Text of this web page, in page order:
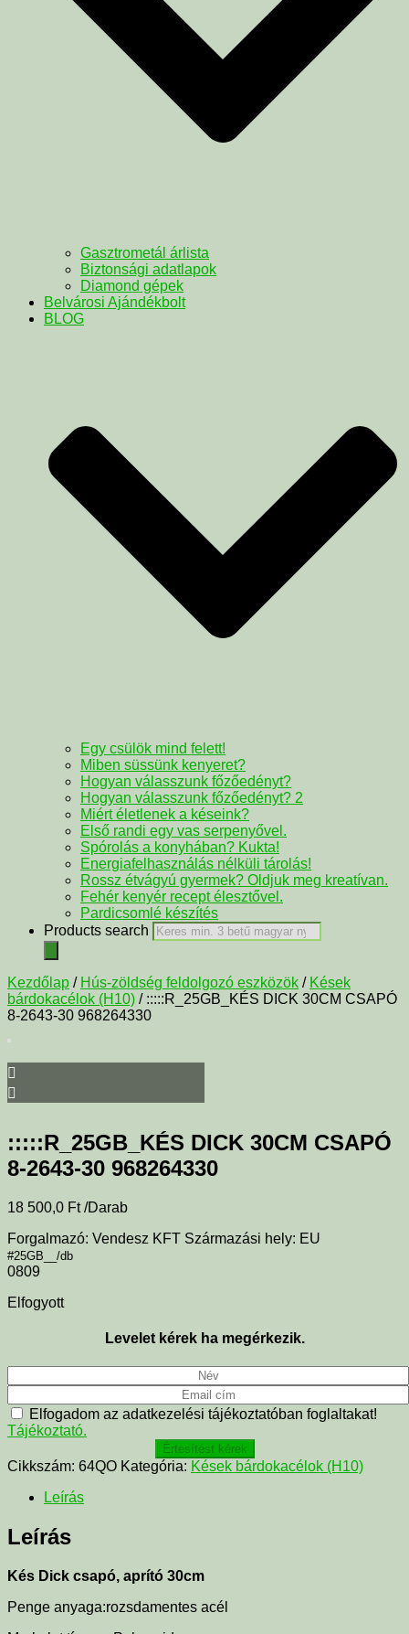
Gasztrometál árlista
Biztonsági adatlapok
Diamond gépek
Belvárosi Ajándékbolt
BLOG
Egy csülök mind felett!
Miben süssünk kenyeret?
Hogyan válasszunk főzőedényt?
Hogyan válasszunk főzőedényt? 2
Miért életlenek a késeink?
Első randi egy vas serpenyővel.
Spórolás a konyhában? Kukta!
Energiafelhasználás nélküli tárolás!
Rossz étvágyú gyermek? Oldjuk meg kreatívan.
Fehér kenyér recept élesztővel.
Pardicsomlé készítés
Products search
Kezdőlap / Hús-zöldség feldolgozó eszközök / Kések
bárdokacélok (H10) / :::::R_25GB_KÉS DICK 30CM CSAPÓ
8-2643-30 968264330
:::::R_25GB_KÉS DICK 30CM CSAPÓ
8-2643-30 968264330
18 500,0 Ft /Darab
Forgalmazó: Vendesz KFT Származási hely: EU
#25GB__/db
0809
Elfogyott
Levelet kérek ha megérkezik.
Elfogadom az adatkezelési tájékoztatóban foglaltakat!
Tájékoztató.
Értesítést kérek
Cikkszám: 64QO Kategória: Kések bárdokacélok (H10)
Leírás
Leírás
Kés Dick csapó, aprító 30cm
Penge anyaga:rozsdamentes acél